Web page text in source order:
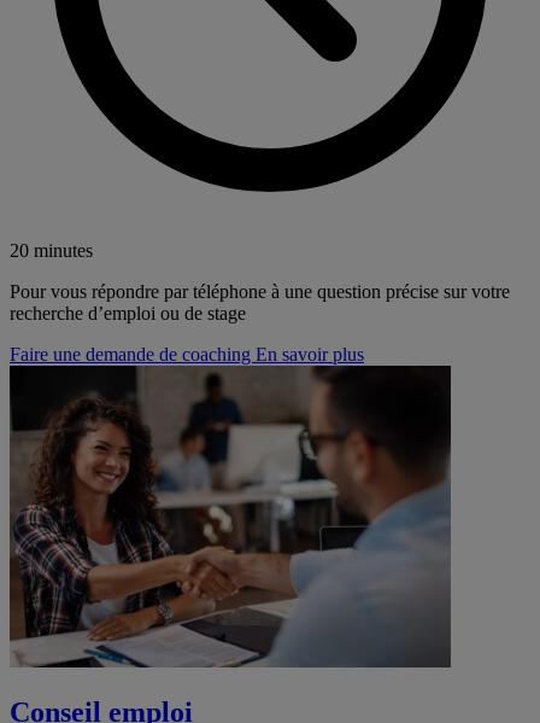
20 minutes
Pour vous répondre par téléphone à une question précise sur votre
recherche d’emploi ou de stage
Faire une demande de coaching En savoir plus
Conseil emploi